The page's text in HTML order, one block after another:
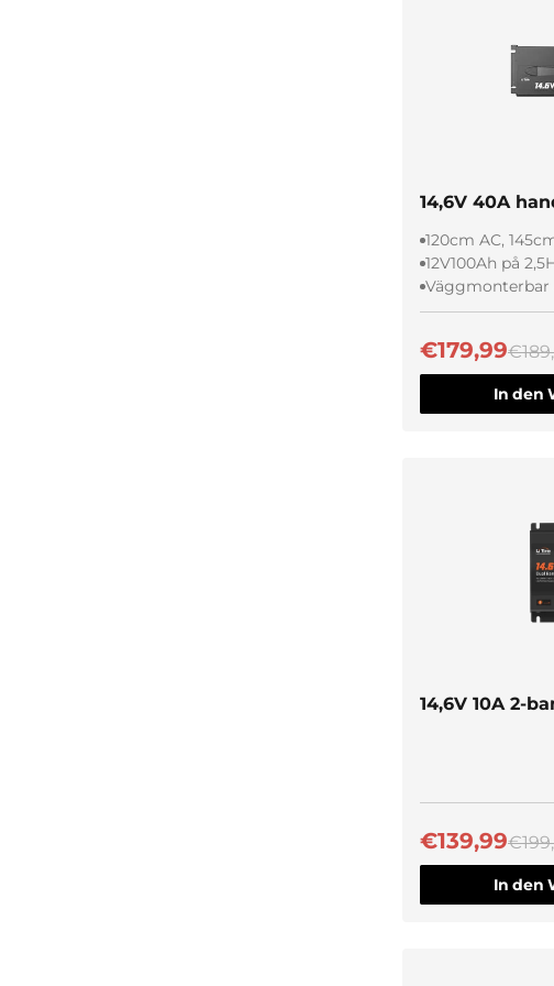
14,6V 40A
120cm AC,
12V100Ah på
Väggmonterbar
transportera
€179,99
In den
14,6V 10A 2-
€139,99
In den